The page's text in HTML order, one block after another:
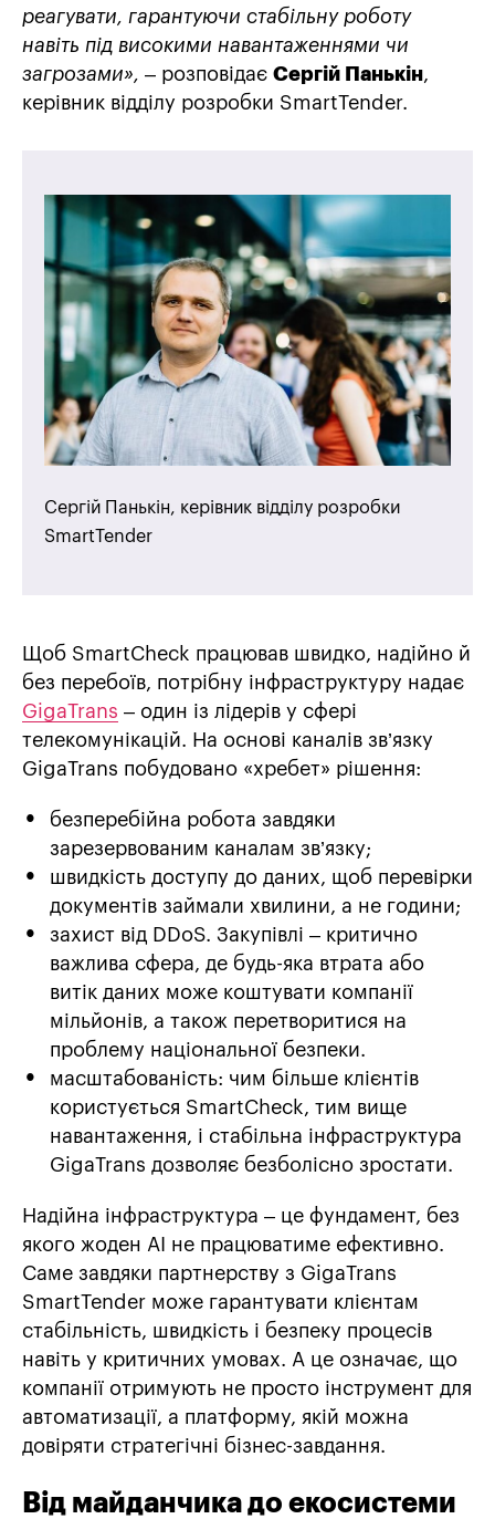
реагувати, гарантуючи стабільну роботу
навіть під високими навантаженнями чи
загрозами», – розповідає Сергій Панькін,
керівник відділу розробки SmartTender.
Сергій Панькін, керівник відділу розробки
SmartTender
Щоб SmartCheck працював швидко, надійно й
без перебоїв, потрібну інфраструктуру надає
GigaTrans – один із лідерів у сфері
телекомунікацій. На основі каналів зв’язку
GigaTrans побудовано «хребет» рішення:
безперебійна робота завдяки
зарезервованим каналам зв’язку;
швидкість доступу до даних, щоб перевірки
документів займали хвилини, а не години;
захист від DDoS. Закупівлі – критично
важлива сфера, де будь-яка втрата або
витік даних може коштувати компанії
мільйонів, а також перетворитися на
проблему національної безпеки.
масштабованість: чим більше клієнтів
користується SmartCheck, тим вище
навантаження, і стабільна інфраструктура
GigaTrans дозволяє безболісно зростати.
Надійна інфраструктура – це фундамент, без
якого жоден AI не працюватиме ефективно.
Саме завдяки партнерству з GigaTrans
SmartTender може гарантувати клієнтам
стабільність, швидкість і безпеку процесів
навіть у критичних умовах. А це означає, що
компанії отримують не просто інструмент для
автоматизації, а платформу, якій можна
довіряти стратегічні бізнес-завдання.
Від майданчика до екосистеми